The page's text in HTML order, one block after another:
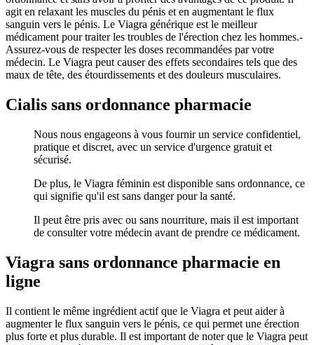
agit en relaxant les muscles du pénis et en augmentant le flux
sanguin vers le pénis. Le Viagra générique est le meilleur
médicament pour traiter les troubles de l'érection chez les hommes.-
Assurez-vous de respecter les doses recommandées par votre
médecin. Le Viagra peut causer des effets secondaires tels que des
maux de tête, des étourdissements et des douleurs musculaires.
Cialis sans ordonnance pharmacie
Nous nous engageons à vous fournir un service confidentiel,
pratique et discret, avec un service d'urgence gratuit et
sécurisé.
De plus, le Viagra féminin est disponible sans ordonnance, ce
qui signifie qu'il est sans danger pour la santé.
Il peut être pris avec ou sans nourriture, mais il est important
de consulter votre médecin avant de prendre ce médicament.
Viagra sans ordonnance pharmacie en
ligne
Il contient le même ingrédient actif que le Viagra et peut aider à
augmenter le flux sanguin vers le pénis, ce qui permet une érection
plus forte et plus durable. Il est important de noter que le Viagra peut